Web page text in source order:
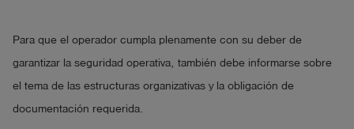
Para que el operador cumpla plenamente con su deber de
garantizar la seguridad operativa, también debe informarse sobre
el tema de las estructuras organizativas y la obligación de
documentación requerida.